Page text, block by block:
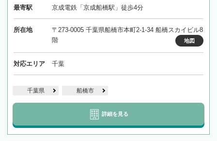
最寄駅 京成電鉄「京成船橋駅」徒歩4分
所在地
〒273-0005 千葉県船橋市本町2-1-34 船橋スカイビル8
階
地図
対応エリア 千葉
千葉県 船橋市
詳細を見る